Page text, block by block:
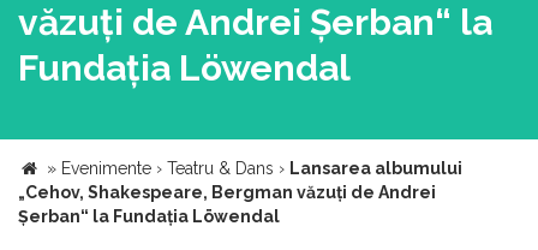
văzuți de Andrei Șerban“ la
Fundația Löwendal
» Evenimente › Teatru & Dans › Lansarea albumului
„Cehov, Shakespeare, Bergman văzuți de Andrei
Șerban“ la Fundația Löwendal